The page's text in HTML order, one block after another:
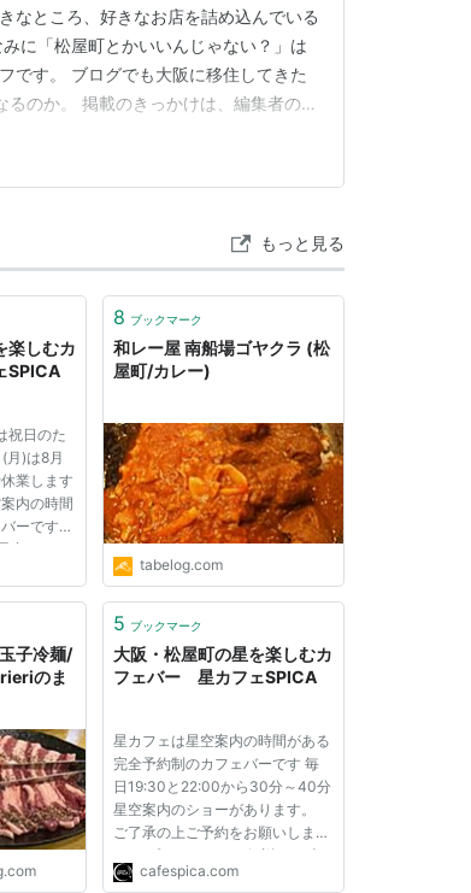
なところ、好きなお店を詰め込んでいる
に「松屋町とかいいんじゃない？」は
です。 ブログでも大阪に移住してきた
のか。 掲載のきっかけは、編集者の方
てほしいと言われるなんて！ シカクの
者…
もっと見る
楽しむカ
SPICA
祝日のた
月)は8月
業します
内の時間
ーです
空をエン
ンセプト
店内は
れ。屋上
8 ブックマーク
和レー屋 南船場ゴヤクラ (松
屋町/カレー)
tabelog.com
子冷麺/
のま
5 ブックマーク
大阪・松屋町の星を楽しむカ
フェバー 星カフェSPICA
星カフェは星空案内の時間がある
完全予約制のカフェバーです 毎
日19:30と22:00から30分～40分
星空案内のショーがあります。
ご了承の上ご予約をお願いしま
す。 プラネタリウム解説と、晴
れの日は屋上での天体観測ショー
cafespica.com